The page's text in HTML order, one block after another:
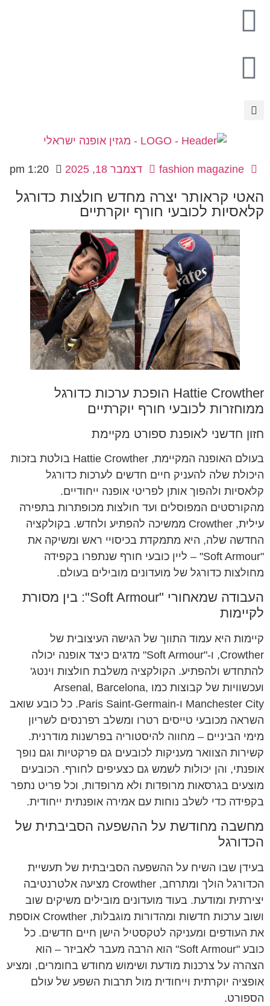
fashion magazine דצמבר 18, 2025 1:20 pm
האטי קראותר יצרה מחדש חולצות כדורגל
קלאסיות לכובעי חורף יוקרתיים
Hattie Crowther הופכת ערכות כדורגל
ממוחזרות לכובעי חורף יוקרתיים
חזון חדשני לאופנת ספורט מקיימת
בעולם האופנה המקיימת, Hattie Crowther בולטת בזכות
היכולת שלה להעניק חיים חדשים לערכות כדורגל
קלאסיות ולהפוך אותן לפריטי אופנה ייחודיים.
מהקורסטים המפוסלים ועד חולצות מכופתרות בתפירה
עילית, Crowther ממשיכה להפתיע ולחדש. בקולקציה
החדשה שלה, היא מתמקדת בכיסויי ראש ומשיקה את
"Soft Armour" – ליין כובעי חורף שנתפרו בקפידה
מחולצות כדורגל של מועדונים מובילים בעולם.
העבודה שמאחורי "Soft Armour": בין מסורת
לקיימות
קיימות היא עמוד התווך של הגישה העיצובית של
Crowther, ו-"Soft Armour" מדגים כיצד אופנה יכולה
להתחדש ולהפתיע. הקולקציה משלבת חולצות וינטג'
ועכשוויות של קבוצות כמו Arsenal, Barcelona,
Manchester City ו-Paris Saint-Germain. כל כובע שואב
השראה מכובעי טייסים רטרו ומשלב רפרנסים לשריון
מימי הביניים – מחווה להיסטוריה בפרשנות מודרנית.
קשירות הצוואר מעניקות לכובעים גם פרקטיות וגם נופך
אופנתי, והן יכולות לשמש גם כצעיפים לחורף. הכובעים
מוצעים בגרסאות מרופדות ולא מרופדות, וכל פריט נתפר
בקפידה כדי לשלב נוחות עם אמירה אופנתית ייחודית.
מחשבה מחודשת על ההשפעה הסביבתית של
הכדורגל
בעידן שבו השיח על ההשפעה הסביבתית של תעשיית
הכדורגל הולך ומתרחב, Crowther מציעה אלטרנטיבה
יצירתית ומודעת. בעוד מועדונים מובילים משיקים שוב
ושוב ערכות חדשות ומהדורות מוגבלות, Crowther אוספת
את העודפים ומעניקה לטקסטיל הישן חיים חדשים. כל
כובע "Soft Armour" הוא הרבה מעבר לאביזר – הוא
הצהרה על צרכנות מודעת ושימוש מחודש בחומרים, ומציע
אופציה יוקרתית וייחודית מול תרבות השפע של עולם
הספורט.